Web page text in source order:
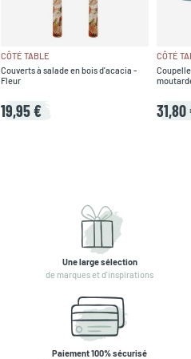
CÔTÉ TABLE
Couverts à salade en bois d'acacia -
Fleur
19,95 €
CÔTÉ
31,80
Une large sélection
de marques et d'inspirations
Paiement 100% sécurisé